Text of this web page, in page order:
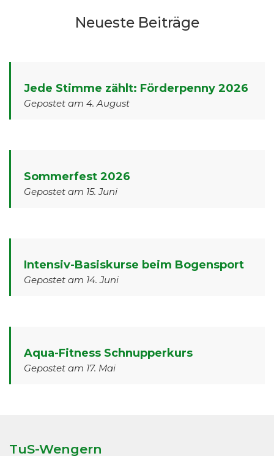
Neueste Beiträge
Jede Stimme zählt: Förderpenny 2026
Gepostet am 4. August
Sommerfest 2026
Gepostet am 15. Juni
Intensiv-Basiskurse beim Bogensport
Gepostet am 14. Juni
Aqua-Fitness Schnupperkurs
Gepostet am 17. Mai
TuS-Wengern